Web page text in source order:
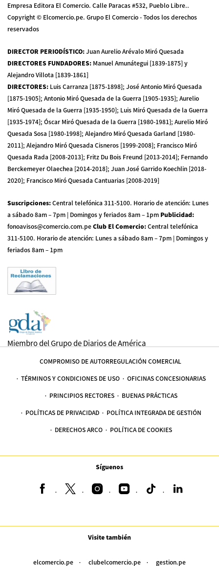
Empresa Editora El Comercio. Calle Paracas #532, Pueblo Libre..
Copyright © Elcomercio.pe. Grupo El Comercio - Todos los derechos
reservados
DIRECTOR PERIODÍSTICO:Juan Aurelio Arévalo Miró Quesada
DIRECTORES FUNDADORES: Manuel Amunátegui [1839-1875] y
Alejandro Villota [1839-1861]
DIRECTORES: Luis Carranza [1875-1898]; José Antonio Miró Quesada
[1875-1905]; Antonio Miró Quesada de la Guerra [1905-1935]; Aurelio
Miró Quesada de la Guerra [1935-1950]; Luis Miró Quesada de la Guerra
[1935-1974]; Óscar Miró Quesada de la Guerra [1980-1981]; Aurelio Miró
Quesada Sosa [1980-1998]; Alejandro Miró Quesada Garland [1980-
2011]; Alejandro Miró Quesada Cisneros [1999-2008]; Francisco Miró
Quesada Rada [2008-2013]; Fritz Du Bois Freund [2013-2014]; Fernando
Berckemeyer Olaechea [2014-2018]; Juan José Garrido Koechlin [2018-
2020]; Francisco Miró Quesada Cantuarias [2008-2019]
Suscripciones:Central telefónica 311-5100. Horario de atención: Lunes
a sábado 8am – 7pm | Domingos y feriados 8am – 1pm Publicidad:
fonoavisos@comercio.com.peClub El Comercio:Central telefónica
311-5100. Horario de atención: Lunes a sábado 8am – 7pm | Domingos y
feriados 8am – 1pm
Miembro del Grupo de Diarios de América
COMPROMISO DE AUTORREGULACIÓN COMERCIAL
TÉRMINOS Y CONDICIONES DE USO OFICINAS CONCESIONARIAS
PRINCIPIOS RECTORES BUENAS PRÁCTICAS
POLÍTICAS DE PRIVACIDAD POLÍTICA INTEGRADA DE GESTIÓN
DERECHOS ARCO POLÍTICA DE COOKIES
Síguenos
Visite también
elcomercio.pe clubelcomercio.pe gestion.pe